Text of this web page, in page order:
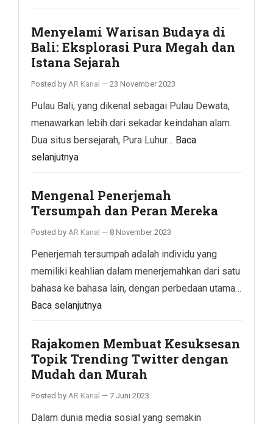
Menyelami Warisan Budaya di
Bali: Eksplorasi Pura Megah dan
Istana Sejarah
Posted by AR Kanal — 23 November 2023
Pulau Bali, yang dikenal sebagai Pulau Dewata,
menawarkan lebih dari sekadar keindahan alam.
Dua situs bersejarah, Pura Luhur… Baca
selanjutnya
Mengenal Penerjemah
Tersumpah dan Peran Mereka
Posted by AR Kanal — 8 November 2023
Penerjemah tersumpah adalah individu yang
memiliki keahlian dalam menerjemahkan dari satu
bahasa ke bahasa lain, dengan perbedaan utama…
Baca selanjutnya
Rajakomen Membuat Kesuksesan
Topik Trending Twitter dengan
Mudah dan Murah
Posted by AR Kanal — 7 Juni 2023
Dalam dunia media sosial yang semakin